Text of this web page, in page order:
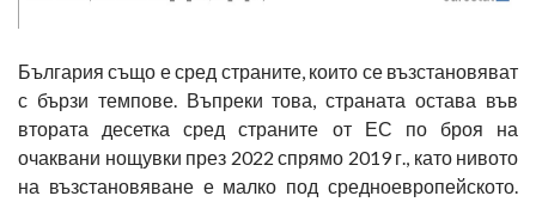
България също е сред страните, които се възстановяват
с бързи темпове. Въпреки това, страната остава във
втората десетка сред страните от ЕС по броя на
очаквани нощувки през 2022 спрямо 2019 г., като нивото
на възстановяване е малко под средноевропейското.